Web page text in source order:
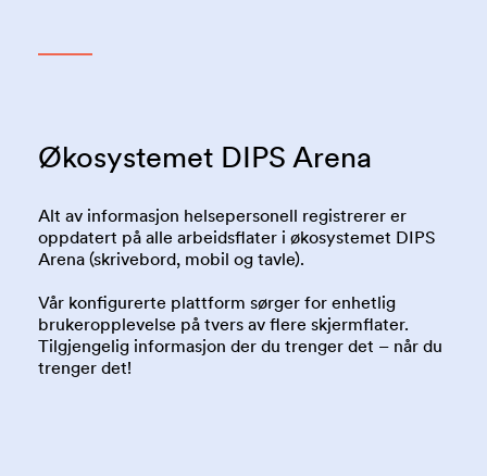
Økosystemet DIPS Arena
Alt av informasjon helsepersonell registrerer er
oppdatert på alle arbeidsflater i økosystemet DIPS
Arena (skrivebord, mobil og tavle).
Vår konfigurerte plattform sørger for enhetlig
brukeropplevelse på tvers av flere skjermflater.
Tilgjengelig informasjon der du trenger det – når du
trenger det!